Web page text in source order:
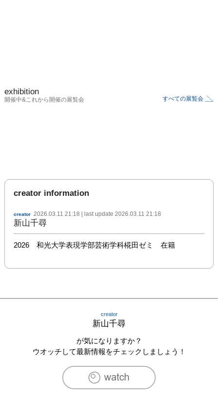
exhibition
開催中&これから開催の展覧会 すべての展覧会
creator information
creator 2026.03.11 21:18 | last update 2026.03.11 21:18
新山千尋
2026　和光大学表現学部芸術学科椛田ゼミ　在籍
creator
新山千尋
が気になりますか？
ウオッチして最新情報をチェックしましょう！